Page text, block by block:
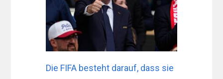
Die FIFA besteht darauf, dass sie